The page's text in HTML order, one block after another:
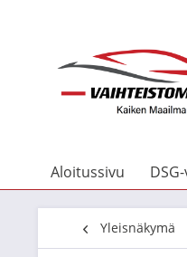
Aloitussivu
Yleisnäkymä